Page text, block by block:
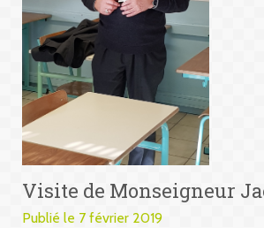
Visite de Monseigneur
Publié le 7 février 2019